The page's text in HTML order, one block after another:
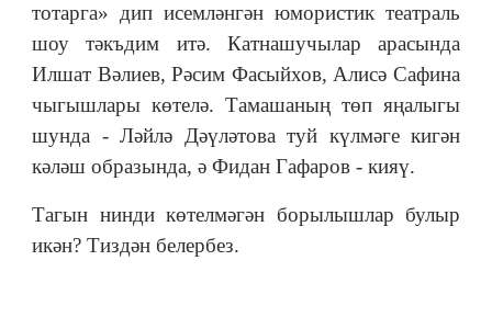
тотарга» дип исемләнгән юмористик театраль
шоу тәкъдим итә. Катнашучылар арасында
Илшат Вәлиев, Рәсим Фасыйхов, Алисә Сафина
чыгышлары көтелә. Тамашаның төп яңалыгы
шунда - Ләйлә Дәүләтова туй күлмәге кигән
кәләш образында, ә Фидан Гафаров - кияү.
Тагын нинди көтелмәгән борылышлар булыр
икән? Тиздән белербез.